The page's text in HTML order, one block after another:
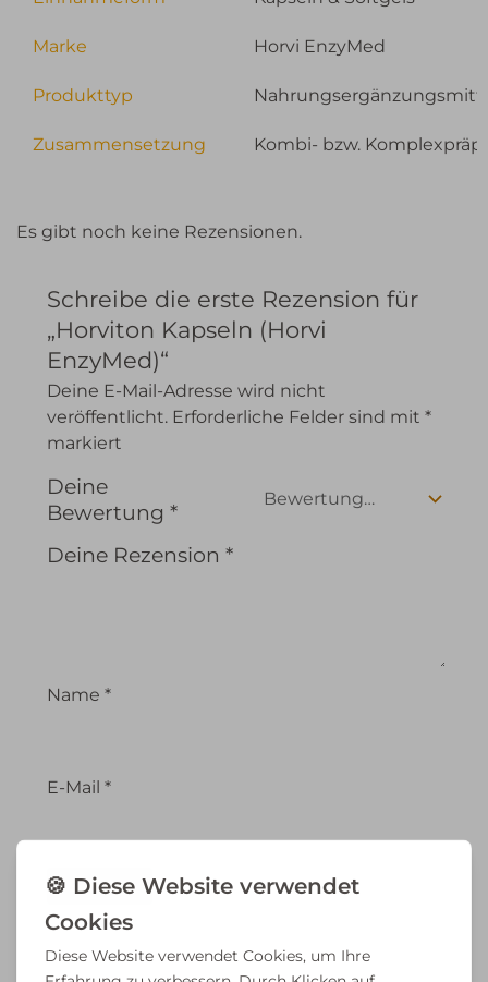
Marke Horvi EnzyMed
Produkttyp
Zusammensetzung Kombi- bzw.
Es gibt noch keine Rezensionen.
Schreibe die erste Rezension für
„Horviton Kapseln (Horvi
EnzyMed)“
Deine E-Mail-Adresse wird nicht
veröffentlicht. Erforderliche Felder sind mit *
markiert
Deine
Bewertung *
Deine Rezension *
Name *
E-Mail *